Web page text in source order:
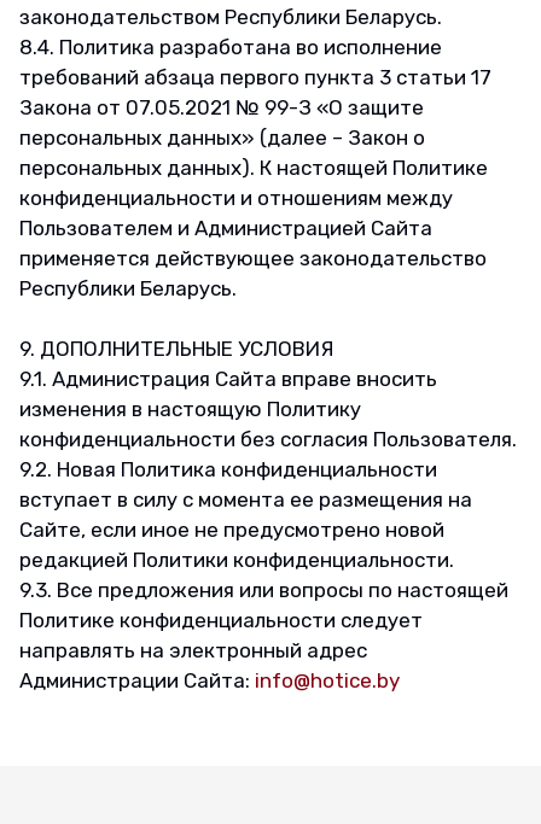
законодательством Республики Беларусь.
8.4. Политика разработана во исполнение
требований абзаца первого пункта 3 статьи 17
Закона от 07.05.2021 № 99-З «О защите
персональных данных» (далее – Закон о
персональных данных). К настоящей Политике
конфиденциальности и отношениям между
Пользователем и Администрацией Сайта
применяется действующее законодательство
Республики Беларусь.
9. ДОПОЛНИТЕЛЬНЫЕ УСЛОВИЯ
9.1. Администрация Сайта вправе вносить
изменения в настоящую Политику
конфиденциальности без согласия Пользователя.
9.2. Новая Политика конфиденциальности
вступает в силу с момента ее размещения на
Сайте, если иное не предусмотрено новой
редакцией Политики конфиденциальности.
9.3. Все предложения или вопросы по настоящей
Политике конфиденциальности следует
направлять на электронный адрес
Администрации Сайта: info@hotice.by